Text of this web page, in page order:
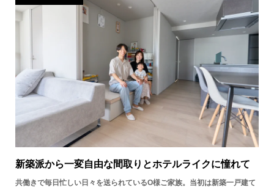
新築派から一変自由な間取りとホテルライクに憧れて
共働きで毎日忙しい日々を送られているO様ご家族。当初は新築一戸建て